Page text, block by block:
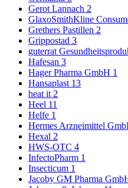
Gerot Lannach 2
GlaxoSmithKline
Grethers Pastillen 2
Grippostad 3
guterrat
Hafesan 3
Hager Pharma GmbH 1
Hansaplast 13
heat it 2
Heel 11
Helfe 1
Hermes Arzneimittel
Hexal 2
HWS-OTC 4
InfectoPharm 1
Insecticum 1
Jacoby GM Pharma